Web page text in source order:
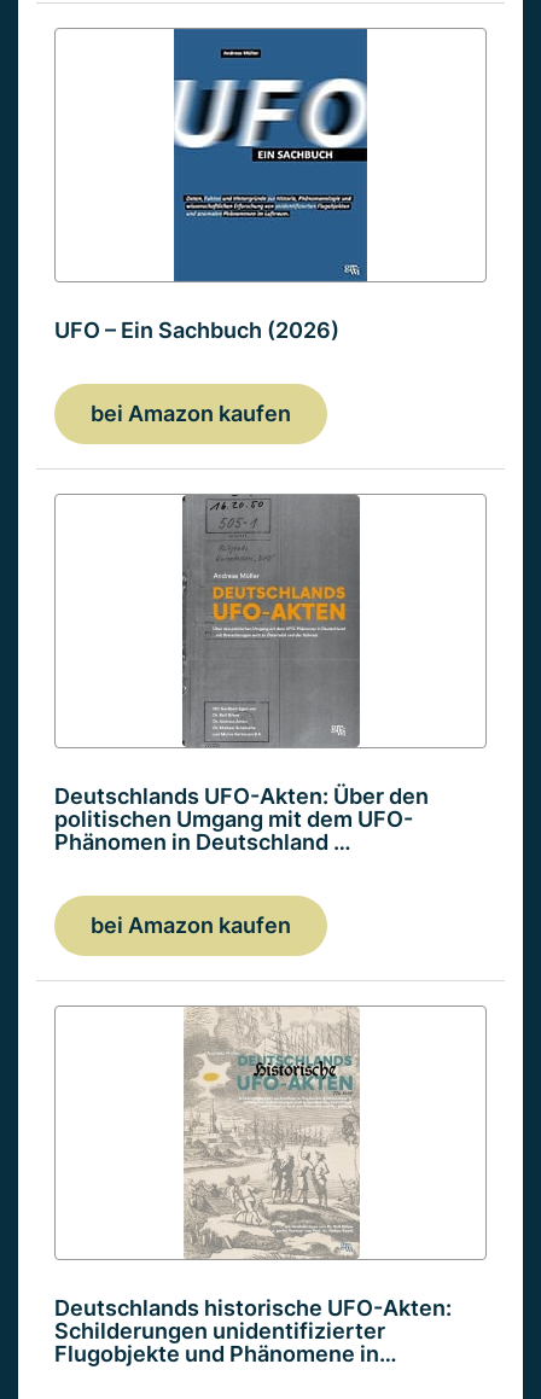
UFO – Ein Sachbuch (2026)
bei Amazon kaufen
Deutschlands UFO-Akten: Über den
politischen Umgang mit dem UFO-
Phänomen in Deutschland …
bei Amazon kaufen
Deutschlands historische UFO-Akten:
Schilderungen unidentifizierter
Flugobjekte und Phänomene in…